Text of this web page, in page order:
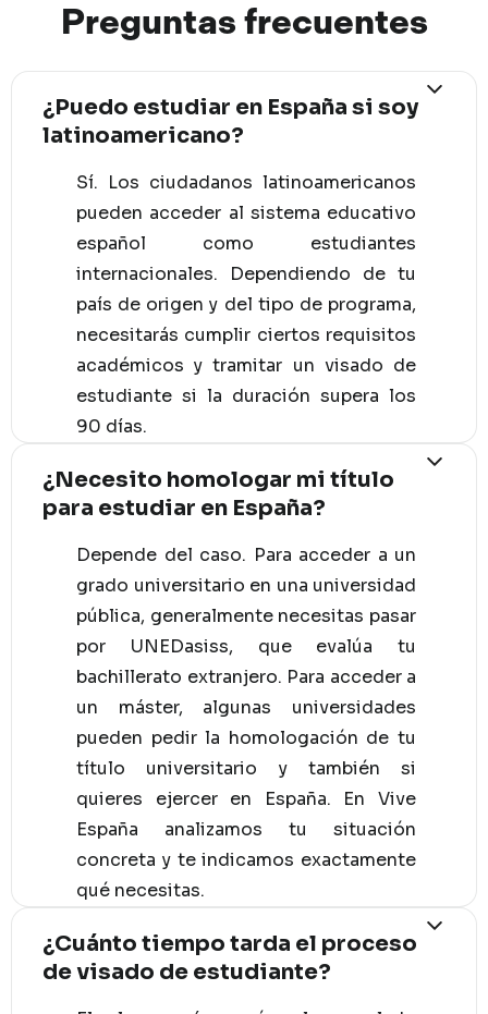
Preguntas frecuentes
¿Puedo estudiar en España si soy
latinoamericano?
Sí. Los ciudadanos latinoamericanos
pueden acceder al sistema educativo
español como estudiantes
internacionales. Dependiendo de tu
país de origen y del tipo de programa,
necesitarás cumplir ciertos requisitos
académicos y tramitar un visado de
estudiante si la duración supera los
90 días.
¿Necesito homologar mi título
para estudiar en España?
Depende del caso. Para acceder a un
grado universitario en una universidad
pública, generalmente necesitas pasar
por UNEDasiss, que evalúa tu
bachillerato extranjero. Para acceder a
un máster, algunas universidades
pueden pedir la homologación de tu
título universitario y también si
quieres ejercer en España. En Vive
España analizamos tu situación
concreta y te indicamos exactamente
qué necesitas.
¿Cuánto tiempo tarda el proceso
de visado de estudiante?